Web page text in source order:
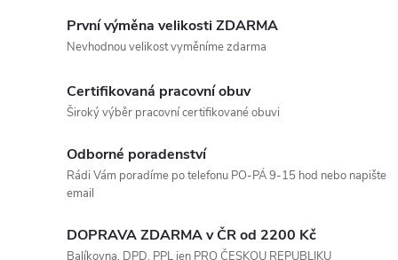
První výměna velikosti ZDARMA
Nevhodnou velikost vyměníme zdarma
Certifikovaná pracovní obuv
Široký výběr pracovní certifikované obuvi
Odborné poradenství
Rádi Vám poradíme po telefonu PO-PÁ 9-15 hod nebo napište
email
DOPRAVA ZDARMA v ČR od 2200 Kč
Balíkovna, DPD, PPL jen PRO ČESKOU REPUBLIKU